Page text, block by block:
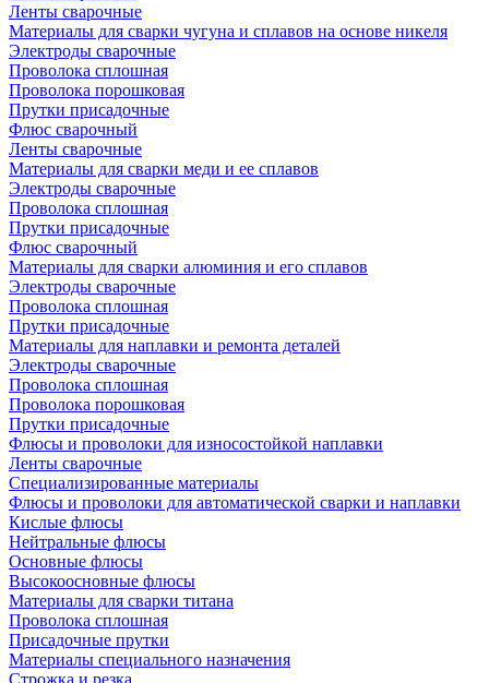
Ленты сварочные
Материалы для сварки чугуна и сплавов на основе никеля
Электроды сварочные
Проволока сплошная
Проволока порошковая
Прутки присадочные
Флюс сварочный
Ленты сварочные
Материалы для сварки меди и ее сплавов
Электроды сварочные
Проволока сплошная
Прутки присадочные
Флюс сварочный
Материалы для сварки алюминия и его сплавов
Электроды сварочные
Проволока сплошная
Прутки присадочные
Материалы для наплавки и ремонта деталей
Электроды сварочные
Проволока сплошная
Проволока порошковая
Прутки присадочные
Флюсы и проволоки для износостойкой наплавки
Ленты сварочные
Специализированные материалы
Флюсы и проволоки для автоматической сварки и наплавки
Кислые флюсы
Нейтральные флюсы
Основные флюсы
Высокоосновные флюсы
Материалы для сварки титана
Проволока сплошная
Присадочные прутки
Материалы специального назначения
Строжка и резка